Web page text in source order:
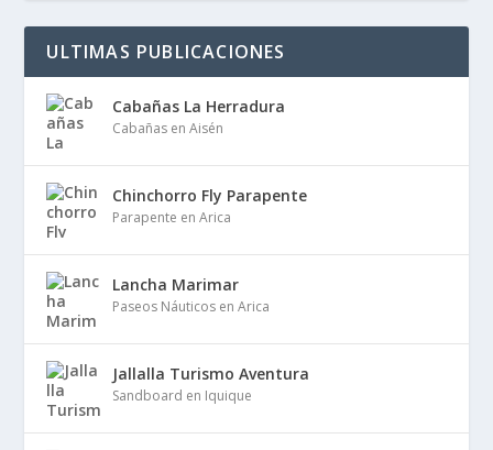
ULTIMAS PUBLICACIONES
Cabañas La Herradura
Cabañas en Aisén
Chinchorro Fly Parapente
Parapente en Arica
Lancha Marimar
Paseos Náuticos en Arica
Jallalla Turismo Aventura
Sandboard en Iquique